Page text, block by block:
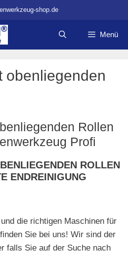
shop.de
Menü
obenliegenden
Rollen
Profi
ROLLEN
ENDREINIGUNG
die richtigen Maschinen für
Sie bei uns! Wir sind der
falls Sie auf der Suche nach